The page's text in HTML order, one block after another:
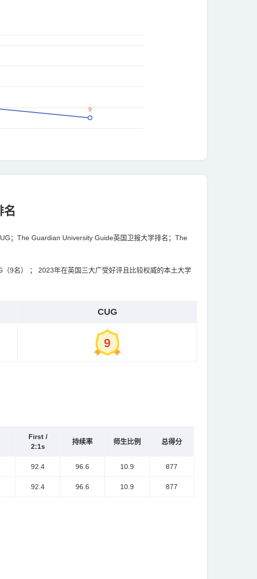
名
；The Guardian University Guide英国卫报大学排名；The
9名） ； 2023年在英国三大广受好评且比较权威的本土大学
CUG
9
First /
2:1s
持续率 师生比例 总得分
92.4 96.6 10.9 877
92.4 96.6 10.9 877